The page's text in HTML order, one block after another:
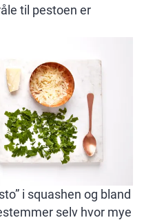
til pestoen er
i squashen og bland
selv hvor mye